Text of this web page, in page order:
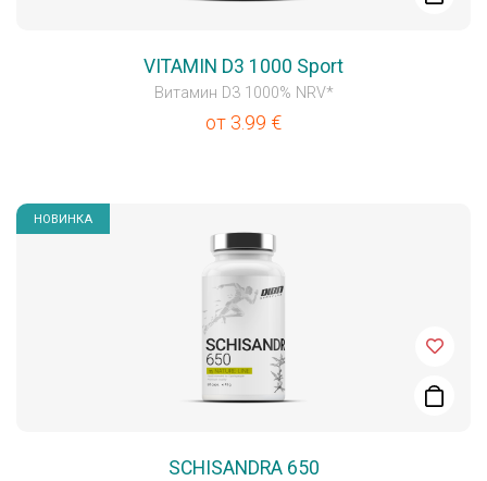
VITAMIN D3 1000 Sport
Витамин D3 1000% NRV*
от 3.99 €
НОВИНКА
SCHISANDRA 650